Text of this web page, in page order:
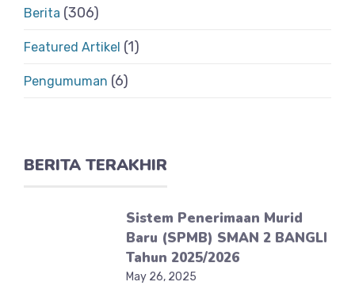
Berita (306)
Featured Artikel (1)
Pengumuman (6)
BERITA TERAKHIR
Sistem Penerimaan Murid
Baru (SPMB) SMAN 2 BANGLI
Tahun 2025/2026
May 26, 2025